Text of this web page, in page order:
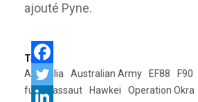
ajouté Pyne.
Tags:
Australia
Australian Army EF88 F90
fusil d'assaut
Hawkei Operation Okra